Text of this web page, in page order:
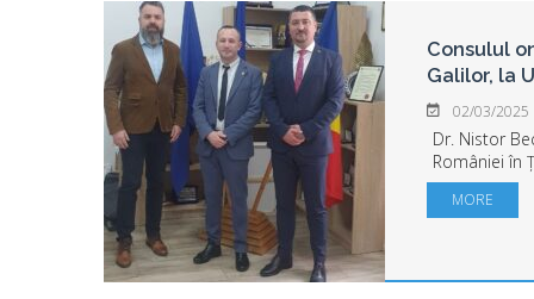
Consulul
Galilor, la
02/03/2025
Dr. Nistor
României în
finele
Universității
MORE